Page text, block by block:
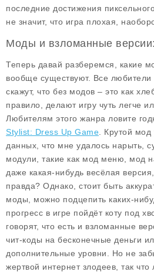
последние достижения
не значит, что игра плохая,
Моды и взломанные
Теперь давай разберемся, какие
вообще существуют. Все любители
скажут, что без модов – это как
правило, делают игру чуть легче
Любителям этого жанра ловите
Stylist: Dress Up Game . Крутой
данных, что мне удалось нарыть,
модули, такие как мод меню мод
даже какая-нибудь весёлая
правда? Однако, стоит быть
моды, можно подцепить каких-
прогресс в игре пойдёт коту под
говорят, что есть и взломанные
чит-коды на бесконечные деньги
дополнительные уровни. Но не
жертвой интернет злодеев, так